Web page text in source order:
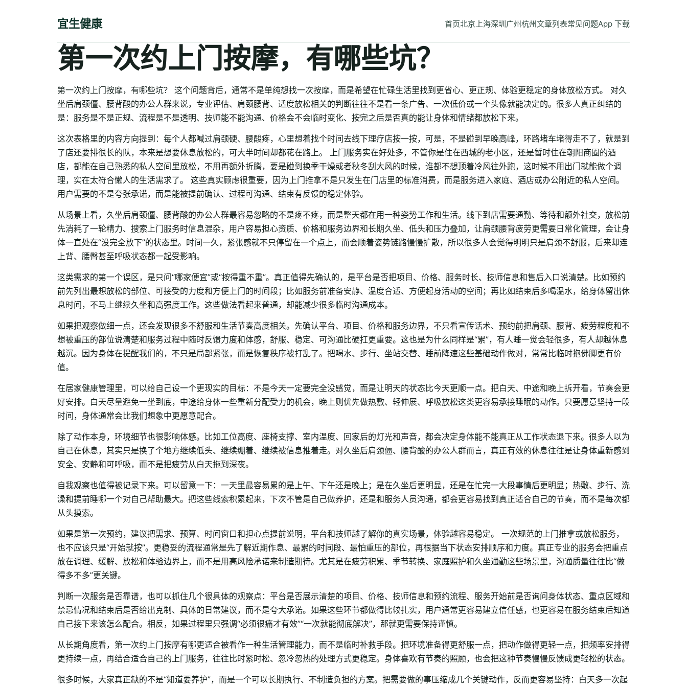
宜生健康 首页北京 上海深圳广州杭州文章列表常见问题App 下载
第一次约上门按摩，有哪些坑？
第一次约上门按摩，有哪些坑？ 这个问题背后，通常不是单纯想找一次按摩，而是希望在忙碌生活里找到更省心、更正规、体验更稳定的身体放松方式。 对久
坐后肩颈僵、腰背酸的办公人群来说，专业评估、肩颈腰背、适度放松相关的判断往往不是看一条广告、一次低价或一个头像就能决定的。很多人真正纠结的
是：服务是不是正规、流程是不是透明、技师能不能沟通、价格会不会临时变化、按完之后是否真的能让身体和情绪都放松下来。
这次表格里的内容方向提到：每个人都喊过肩颈硬、腰酸疼，心里想着找个时间去线下理疗店按一按，可是，不是碰到早晚高峰，环路堵车堵得走不了，就是到
了店还要排很长的队，本来是想要休息放松的，可大半时间却都花在路上。 上门服务实在好处多，不管你是住在西城的老小区，还是暂时住在朝阳商圈的酒
店，都能在自己熟悉的私人空间里放松，不用再额外折腾，要是碰到换季干燥或者秋冬刮大风的时候，谁都不想顶着冷风往外跑，这时候不用出门就能做个调
理，实在太符合懒人的生活需求了。 这些真实顾虑很重要，因为上门推拿不是只发生在门店里的标准消费，而是服务进入家庭、酒店或办公附近的私人空间。
用户需要的不是夸张承诺，而是能被提前确认、过程可沟通、结束有反馈的稳定体验。
从场景上看，久坐后肩颈僵、腰背酸的办公人群最容易忽略的不是疼不疼，而是整天都在用一种姿势工作和生活。线下到店需要通勤、等待和额外社交，放松前
先消耗了一轮精力、搜索上门服务时信息混杂，用户容易担心资质、价格和服务边界和长期久坐、低头和压力叠加，让肩颈腰背疲劳更需要日常化管理，会让身
体一直处在“没完全放下”的状态里。时间一久，紧张感就不只停留在一个点上，而会顺着姿势链路慢慢扩散，所以很多人会觉得明明只是肩颈不舒服，后来却连
上背、腰臀甚至呼吸状态都一起受影响。
这类需求的第一个误区，是只问“哪家便宜”或“按得重不重”。真正值得先确认的，是平台是否把项目、价格、服务时长、技师信息和售后入口说清楚。比如预约
前先列出最想放松的部位、可接受的力度和方便上门的时间段；比如服务前准备安静、温度合适、方便起身活动的空间；再比如结束后多喝温水，给身体留出休
息时间，不马上继续久坐和高强度工作。这些做法看起来普通，却能减少很多临时沟通成本。
如果把观察做细一点，还会发现很多不舒服和生活节奏高度相关。先确认平台、项目、价格和服务边界，不只看宣传话术、预约前把肩颈、腰背、疲劳程度和不
想被重压的部位说清楚和服务过程中随时反馈力度和体感，舒服、稳定、可沟通比硬扛更重要。这也是为什么同样是“累”，有人睡一觉会轻很多，有人却越休息
越沉。因为身体在提醒我们的，不只是局部紧张，而是恢复秩序被打乱了。把喝水、步行、坐站交替、睡前降速这些基础动作做对，常常比临时抱佛脚更有价
值。
在居家健康管理里，可以给自己设一个更现实的目标：不是今天一定要完全没感觉，而是让明天的状态比今天更顺一点。把白天、中途和晚上拆开看，节奏会更
好安排。白天尽量避免一坐到底，中途给身体一些重新分配受力的机会，晚上则优先做热敷、轻伸展、呼吸放松这类更容易承接睡眠的动作。只要愿意坚持一段
时间，身体通常会比我们想象中更愿意配合。
除了动作本身，环境细节也很影响体感。比如工位高度、座椅支撑、室内温度、回家后的灯光和声音，都会决定身体能不能真正从工作状态退下来。很多人以为
自己在休息，其实只是换了个地方继续低头、继续绷着、继续被信息推着走。对久坐后肩颈僵、腰背酸的办公人群而言，真正有效的休息往往是让身体重新感到
安全、安静和可呼吸，而不是把疲劳从白天拖到深夜。
自我观察也值得被记录下来。可以留意一下：一天里最容易累的是上午、下午还是晚上；是在久坐后更明显，还是在忙完一大段事情后更明显；热敷、步行、洗
澡和提前睡哪一个对自己帮助最大。把这些线索积累起来，下次不管是自己做养护，还是和服务人员沟通，都会更容易找到真正适合自己的节奏，而不是每次都
从头摸索。
如果是第一次预约，建议把需求、预算、时间窗口和担心点提前说明，平台和技师越了解你的真实场景，体验越容易稳定。 一次规范的上门推拿或放松服务，
也不应该只是“开始就按”。更稳妥的流程通常是先了解近期作息、最累的时间段、最怕重压的部位，再根据当下状态安排顺序和力度。真正专业的服务会把重点
放在调理、缓解、放松和体验边界上，而不是用高风险承诺来制造期待。尤其是在疲劳积累、季节转换、家庭照护和久坐通勤这些场景里，沟通质量往往比“做
得多不多”更关键。
判断一次服务是否靠谱，也可以抓住几个很具体的观察点：平台是否展示清楚的项目、价格、技师信息和预约流程、服务开始前是否询问身体状态、重点区域和
禁忌情况和结束后是否给出克制、具体的日常建议，而不是夸大承诺。如果这些环节都做得比较扎实，用户通常更容易建立信任感，也更容易在服务结束后知道
自己接下来该怎么配合。相反，如果过程里只强调“必须很痛才有效”“一次就能彻底解决”，那就更需要保持谨慎。
从长期角度看，第一次约上门按摩有哪更适合被看作一种生活管理能力，而不是临时补救手段。把环境准备得更舒服一点，把动作做得更轻一点，把频率安排得
更持续一点，再结合适合自己的上门服务，往往比时紧时松、忽冷忽热的处理方式更稳定。身体喜欢有节奏的照顾，也会把这种节奏慢慢反馈成更轻松的状态。
很多时候，大家真正缺的不是“知道要养护”，而是一个可以长期执行、不制造负担的方案。把需要做的事压缩成几个关键动作，反而更容易坚持：白天多一次起